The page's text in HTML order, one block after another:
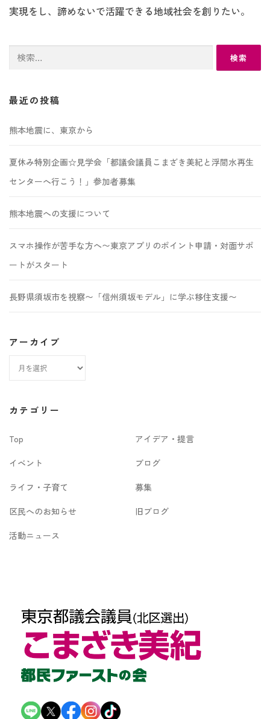
実現をし、諦めないで活躍できる地域社会を創りたい。
検
最近の投稿
熊本地震に、東京から
夏休み特別企画☆見学会「都議会議員こまざき美紀と浮間水再生
センターへ行こう！」参加者募集
熊本地震への支援について
スマホ操作が苦手な方へ〜東京アプリのポイント申請・対面サポ
ートがスタート
長野県須坂市を視察〜「信州須坂モデル」に学ぶ移住支援〜
アーカイブ
カ
ブ
カテゴリー
Top
アイデア・提言
イベント
ブログ
ライフ・子育て
募集
区民へのお知らせ
旧ブログ
活動ニュース